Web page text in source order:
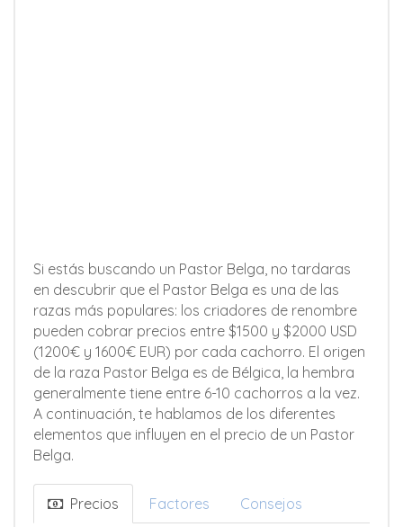
Si estás buscando un Pastor Belga, no tardaras
en descubrir que el Pastor Belga es una de las
razas más populares: los criadores de renombre
pueden cobrar precios entre $1500 y $2000 USD
(1200€ y 1600€ EUR) por cada cachorro. El origen
de la raza Pastor Belga es de Bélgica, la hembra
generalmente tiene entre 6-10 cachorros a la vez.
A continuación, te hablamos de los diferentes
elementos que influyen en el precio de un Pastor
Belga.
Precios Factores Consejos